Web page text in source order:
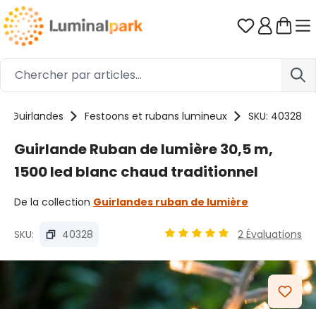
Passer au contenu principal Vous avez
Guirlandes Festoons et rubans lumineux SKU: 40328
Guirlande Ruban de lumière 30,5 m,
1500 led blanc chaud traditionnel
De la collection Guirlandes ruban de lumière
SKU: 40328 2 Évaluations
Ignorer la galerie d'images